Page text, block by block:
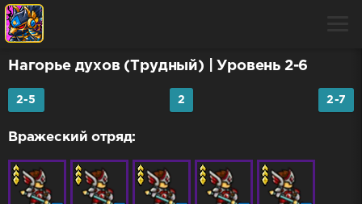
Нагорье духов (Трудный) | Уровень 2-6
2-5 2 2-7
Вражеский отряд: